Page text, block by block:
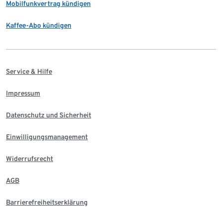
Mobilfunkvertrag kündigen
Kaffee-Abo kündigen
Service & Hilfe
Impressum
Datenschutz und Sicherheit
Einwilligungsmanagement
Widerrufsrecht
AGB
Barrierefreiheitserklärung